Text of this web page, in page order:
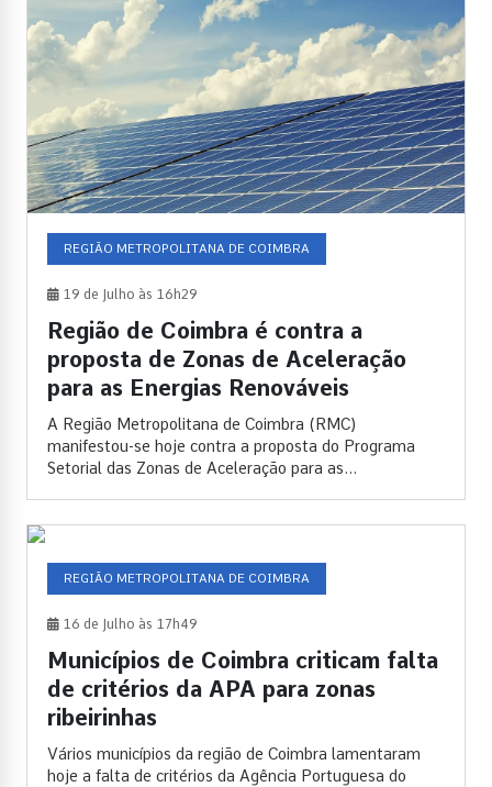
REGIÃO METROPOLITANA DE COIMBRA
19 de Julho às 16h29
Região de Coimbra é contra a
proposta de Zonas de Aceleração
para as Energias Renováveis
A Região Metropolitana de Coimbra (RMC)
manifestou-se hoje contra a proposta do Programa
Setorial das Zonas de Aceleração para as...
REGIÃO METROPOLITANA DE COIMBRA
16 de Julho às 17h49
Municípios de Coimbra criticam falta
de critérios da APA para zonas
ribeirinhas
Vários municípios da região de Coimbra lamentaram
hoje a falta de critérios da Agência Portuguesa do